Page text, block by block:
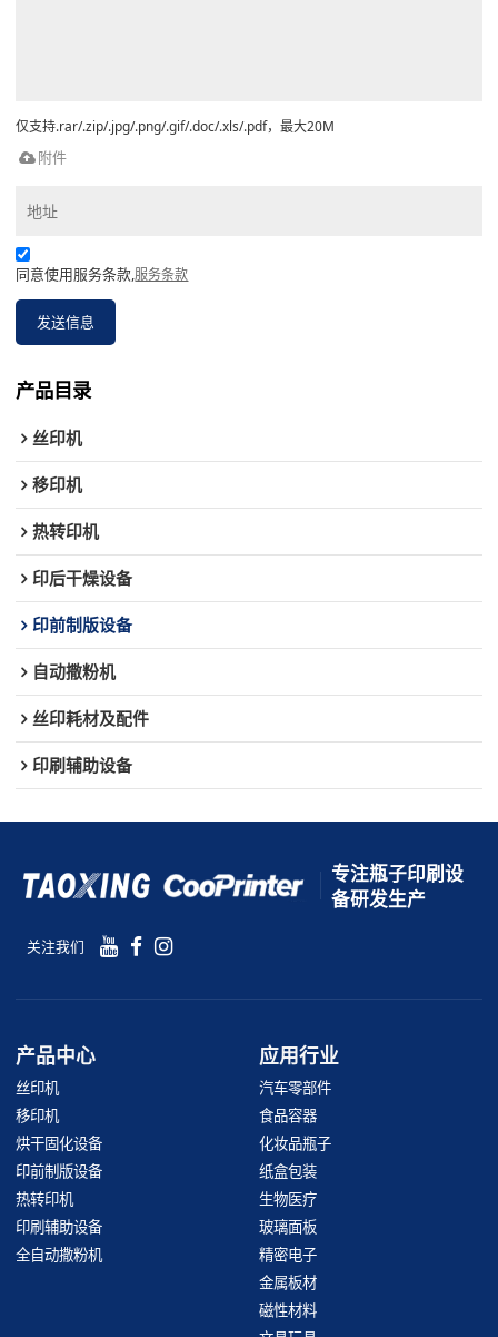
仅支持.rar/.zip/.jpg/.png/.gif/.doc/.xls/.pdf，最大20M
附件
同意使用服务条款,服务条款
发送信息
产品目录
丝印机
移印机
热转印机
印后干燥设备
印前制版设备
自动撒粉机
丝印耗材及配件
印刷辅助设备
专注瓶子印刷设
备研发生产
关注我们
产品中心
丝印机
移印机
烘干固化设备
印前制版设备
热转印机
印刷辅助设备
全自动撒粉机
应用行业
汽车零部件
食品容器
化妆品瓶子
纸盒包装
生物医疗
玻璃面板
精密电子
金属板材
磁性材料